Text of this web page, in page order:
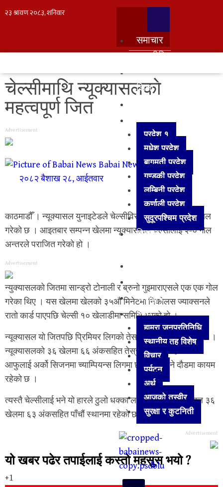
समाचार
राजनीति
साहित्य
शिक्षा
प्रदेश
प्रदेश १
मधेश प्रदेश
बागमती प्रदेश
गण्डकी प्रदेश
लुम्बिनी प्रदेश
कर्णाली प्रदेश
सुदूरपश्‍चिम प्रदेश
विज्ञान
मनोरञ्जन
खेलकुद
अन्य
हाम्रा जनप्रतिनिधि
स्थानीय तह विशेष
विचार
पर्यटन
अर्थ
आजको तस्वीर
सुरक्षा र कुटनिती
चेल्सीमाथि न्यूक्यासलको
महत्वपूर्ण जित
Advertisement
Babai News
२०८२ बैशाख २८, आईतवार
काठमाडौँ । न्यूक्यासल युनाइटेडले चेल्सीविरुद्ध महत्वपूर्ण जित हासिल
गरेको छ । आइतबार सम्पन्न खेलमा न्यूक्यासलले चेल्सीलाई २-० गोल
अन्तरले पराजित गरेको हो ।
Advertisement
न्युक्यासलको जितमा सान्ड्रो टोनाली र ब्रुनो गुइमाराएसले एक एक गोल
गरेका थिए । यस खेलमा खेलको ३५औ मिनेटमा निकोलस ज्याक्सनले
रातो कार्ड पाएपछि चेल्सी १० खेलाडीमा समिति भएको हो ।
न्यूक्यासल यो जितपछि प्रिमियर लिगको तेस्रो स्थानमा उक्लिएको छ ।
न्यूक्यासलको ३६ खेलमा ६६ अंकसहित तेस्रो स्थानमा रहेको छ र
आफुलाई अर्को सिजनमा च्याम्पियन्स लिगमा छनौट गराउने दौडमा कायम
रहेको छ ।
त्यस्तै चेल्सीलाई भने यो हारले ठुलो धक्का लागेको छ । चेल्सी हाल ३६
खेलमा ६३ अंकसहित पाँचौं स्थानमा रहेको छ ।
Advertisement
यो खबर पढेर तपाईलाई कस्तो महसुस भयो ?
+1